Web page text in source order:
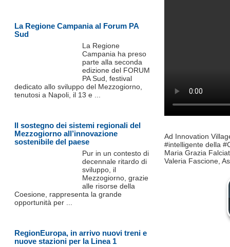
Ad Innovation
#intelligente della
Maria Grazia
Valeria Fascione,
La Regione Campania al Forum PA
Sud
La Regione
Campania ha preso
parte alla seconda
edizione del FORUM
PA Sud, festival
dedicato allo sviluppo del Mezzogiorno,
tenutosi a Napoli, il 13 e ...
Il sostegno dei sistemi regionali del
Mezzogiorno all’innovazione
sostenibile del paese
Pur in un contesto di
decennale ritardo di
sviluppo, il
Mezzogiorno, grazie
alle risorse della
Coesione, rappresenta la grande
opportunità per ...
RegionEuropa, in arrivo nuovi treni e
nuove stazioni per la Linea 1